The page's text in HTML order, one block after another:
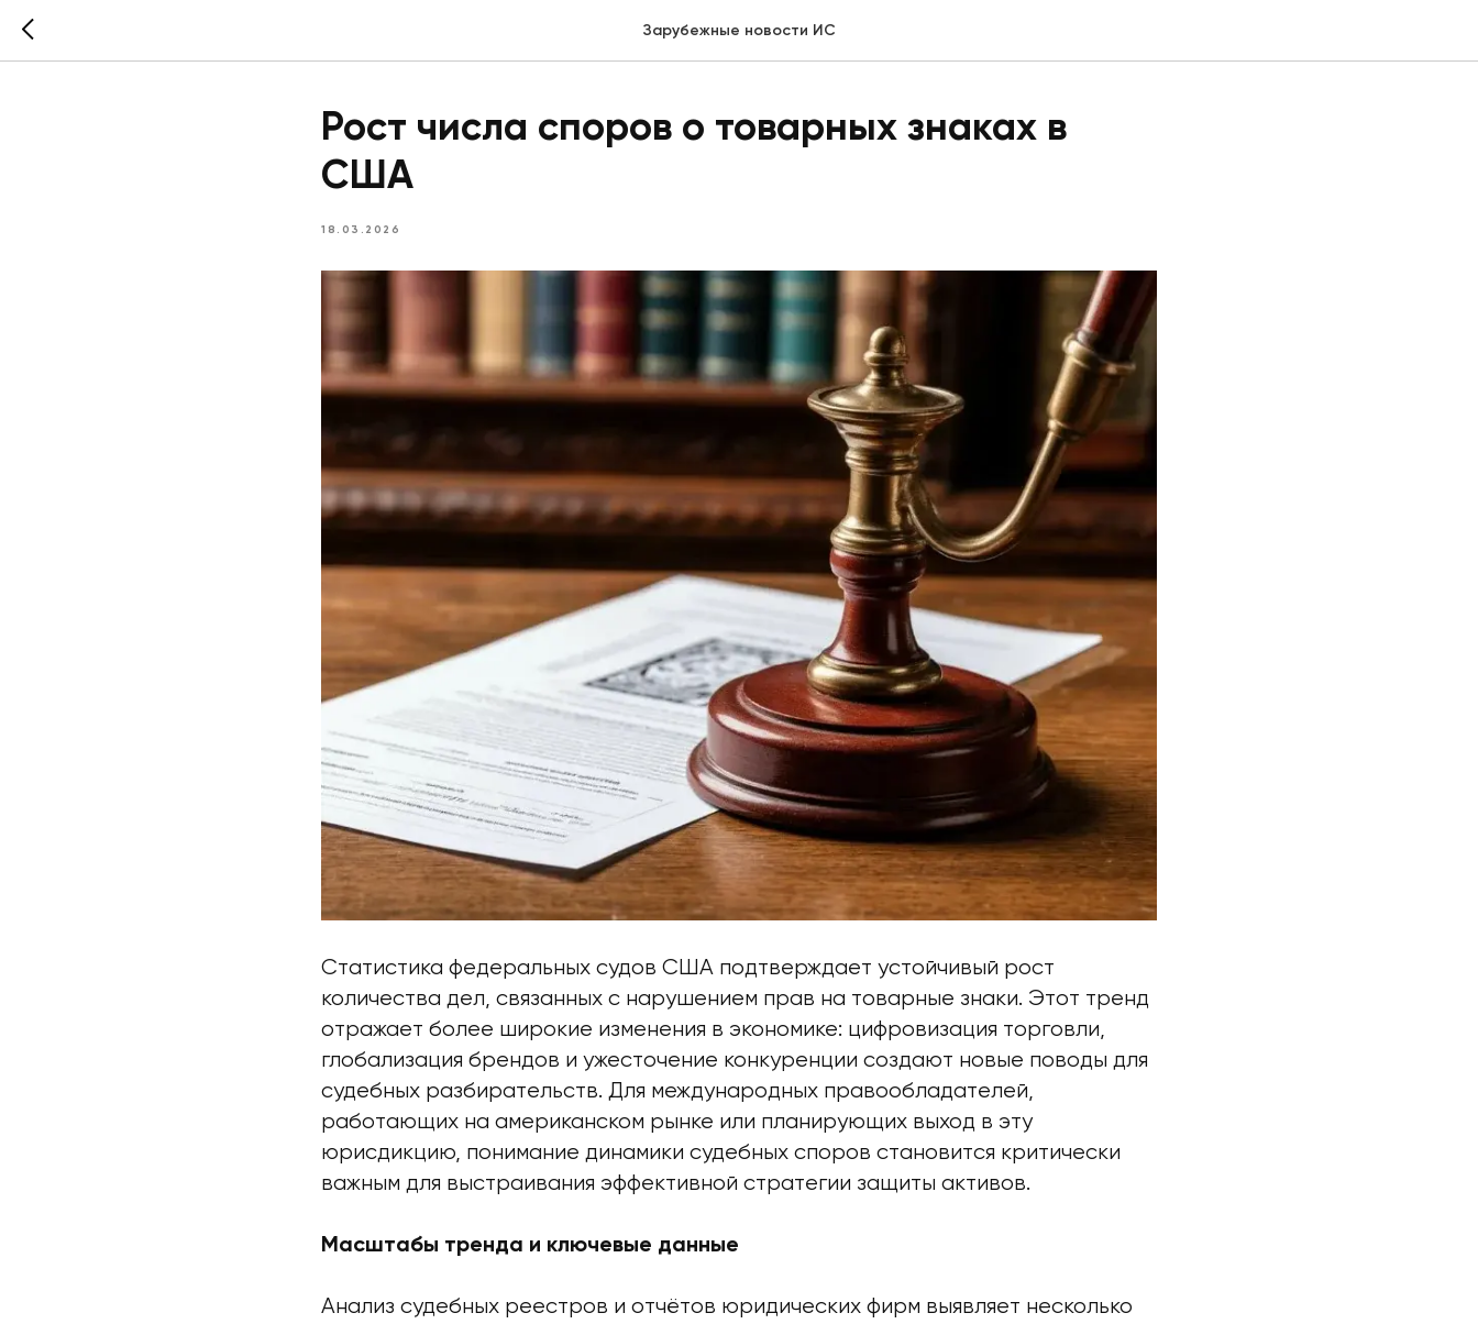
Зарубежные новости ИС
Рост числа споров о товарных знаках в
США
18.03.2026
Статистика федеральных судов США подтверждает устойчивый рост
количества дел, связанных с нарушением прав на товарные знаки. Этот тренд
отражает более широкие изменения в экономике: цифровизация торговли,
глобализация брендов и ужесточение конкуренции создают новые поводы для
судебных разбирательств. Для международных правообладателей,
работающих на американском рынке или планирующих выход в эту
юрисдикцию, понимание динамики судебных споров становится критически
важным для выстраивания эффективной стратегии защиты активов.
Масштабы тренда и ключевые данные
Анализ судебных реестров и отчётов юридических фирм выявляет несколько